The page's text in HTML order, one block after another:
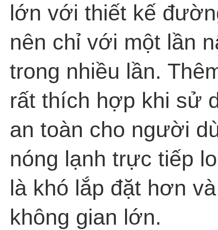
lớn với thiết kế
nên chỉ với một lần
trong nhiều lần.
rất thích hợp khi sử
an toàn cho người
nóng lạnh trực tiếp
là khó lắp đặt hơn
không gian lớn.